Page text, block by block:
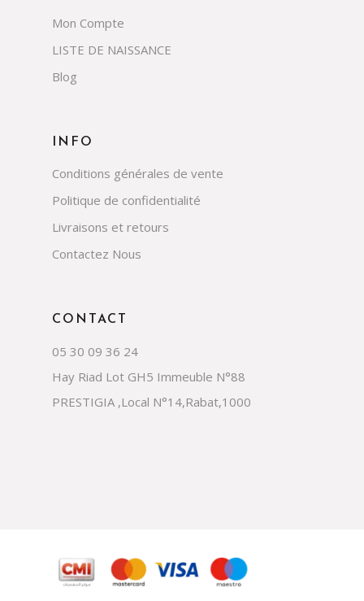
CONTACT
05 30 09 36 24
Hay Riad Lot GH5 Immeuble N°88
PRESTIGIA ,Local N°14,Rabat,1000
INFO
Conditions générales de vente
Politique de confidentialité
Livraisons et retours
Contactez Nous
Mon Compte
LISTE DE NAISSANCE
Blog